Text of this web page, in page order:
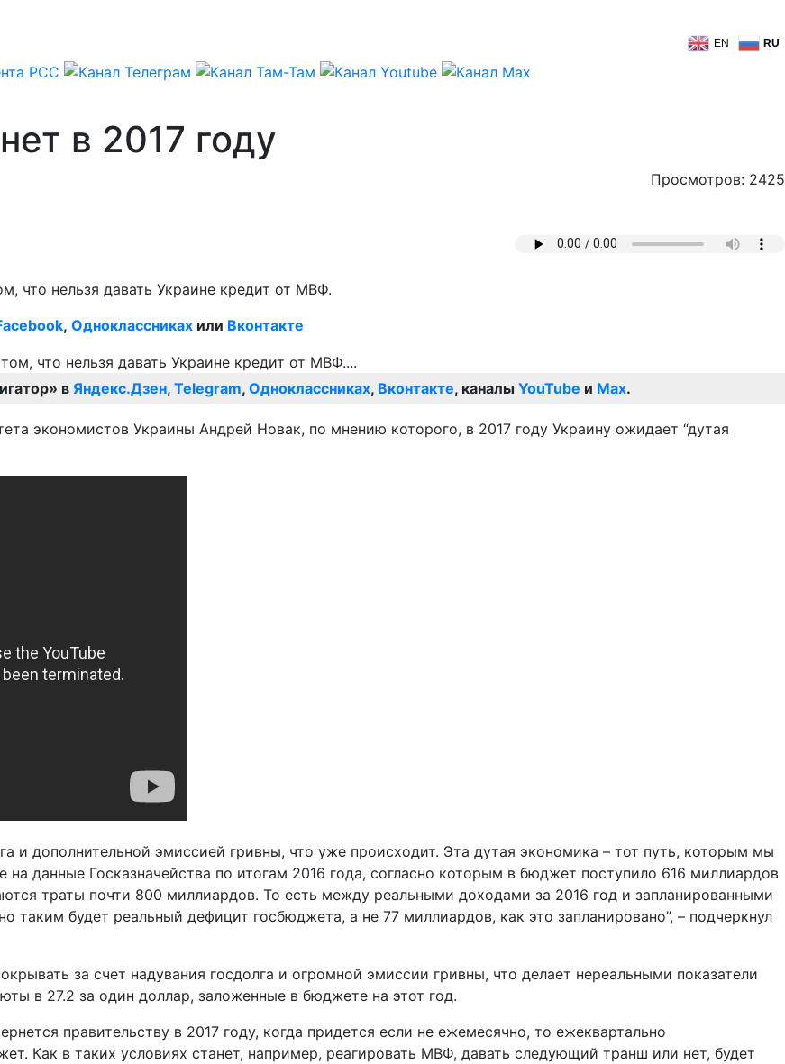
EN RU
в 2017 году
Просмотров: 2425
что нельзя давать Украине кредит от МВФ.
, Одноклассниках или Вконтакте
в Яндекс.Дзен, Telegram, Одноклассниках, Вконтакте, каналы YouTube и Max.
экономистов Украины Андрей Новак, по мнению которого, в 2017 году Украину ожидает “дутая
и дополнительной эмиссией гривны, что уже происходит. Эта дутая экономика – тот путь, которым мы
данные Госказначейства по итогам 2016 года, согласно которым в бюджет поступило 616 миллиардов
траты почти 800 миллиардов. То есть между реальными доходами за 2016 год и запланированными
таким будет реальный дефицит госбюджета, а не 77 миллиардов, как это запланировано”, – подчеркнул
за счет надувания госдолга и огромной эмиссии гривны, что делает нереальными показатели
в 27.2 за один доллар, заложенные в бюджете на этот год.
правительству в 2017 году, когда придется если не ежемесячно, то ежеквартально
Как в таких условиях станет, например, реагировать МВФ, давать следующий транш или нет, будет